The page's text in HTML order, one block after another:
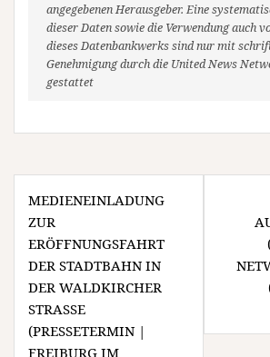
angegebenen Herausgeber. Eine
dieser Daten sowie die Verwendung auch
dieses Datenbankwerks sind nur mit
Genehmigung durch die United News
gestattet
Beitragsnavigation
MEDIENEINLADUNG
ZUR
ERÖFFNUNGSFAHRT
DER STADTBAHN IN
DER WALDKIRCHER
STRASSE (
PRESSETERMIN | F
REIBURG IM B